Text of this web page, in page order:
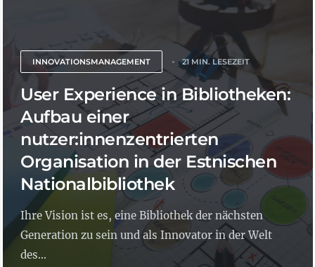
INNOVATIONSMANAGEMENT 21 MIN. LESEZEIT
User Experience in Bibliotheken:
Aufbau einer
nutzer:innenzentrierten
Organisation in der Estnischen
Nationalbibliothek
Ihre Vision ist es, eine Bibliothek der nächsten
Generation zu sein und als Innovator in der Welt
des...